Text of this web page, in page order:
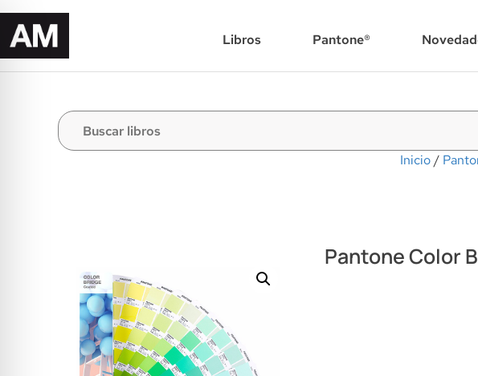
Libros Pantone®
Inicio/
Pantone Color